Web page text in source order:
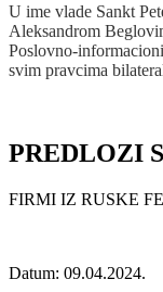
U ime vlade Sankt
Aleksandrom
Poslovno-
svim pravcima
PREDLOZI
FIRMI IZ RUSKE
Datum: 09.04.2024.